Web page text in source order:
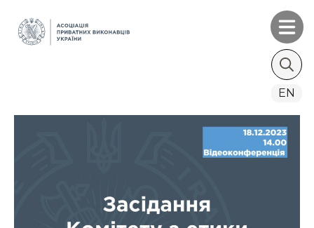
Search
EN